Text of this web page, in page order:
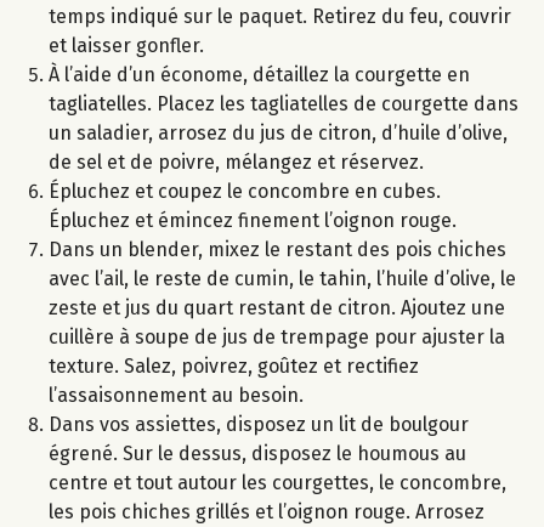
temps indiqué sur le paquet. Retirez du feu, couvrir
et laisser gonfler.
À l’aide d’un économe, détaillez la courgette en
tagliatelles. Placez les tagliatelles de courgette dans
un saladier, arrosez du jus de citron, d’huile d’olive,
de sel et de poivre, mélangez et réservez.
Épluchez et coupez le concombre en cubes.
Épluchez et émincez finement l’oignon rouge.
Dans un blender, mixez le restant des pois chiches
avec l’ail, le reste de cumin, le tahin, l’huile d’olive, le
zeste et jus du quart restant de citron. Ajoutez une
cuillère à soupe de jus de trempage pour ajuster la
texture. Salez, poivrez, goûtez et rectifiez
l’assaisonnement au besoin.
Dans vos assiettes, disposez un lit de boulgour
égrené. Sur le dessus, disposez le houmous au
centre et tout autour les courgettes, le concombre,
les pois chiches grillés et l’oignon rouge. Arrosez